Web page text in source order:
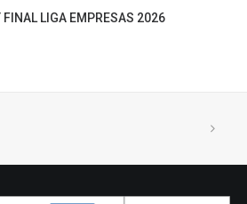
LIGA EMPRESAS 2026